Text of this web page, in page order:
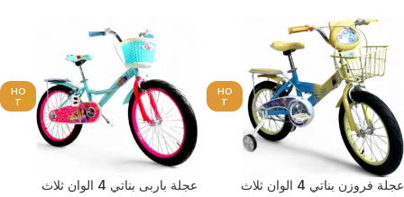
HO
T
عجلة فروزن بناتي 4 الوان ثلاث
HO
T
عجلة باربى بناتي 4 الوان ثلاث